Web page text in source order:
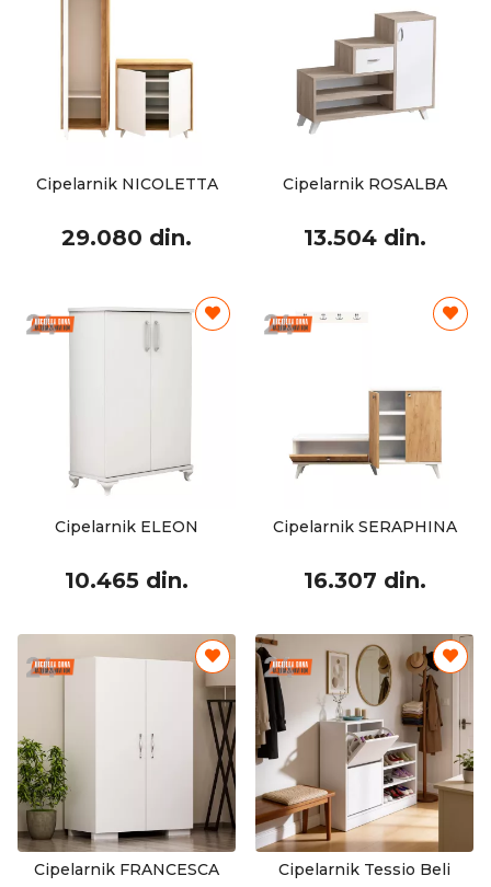
Cipelarnik NICOLETTA
29.080 din.
Cipelarnik ROSALBA
13.504 din.
Cipelarnik ELEON
10.465 din.
Cipelarnik SERAPHINA
16.307 din.
Cipelarnik FRANCESCA Cipelarnik Tessio Beli